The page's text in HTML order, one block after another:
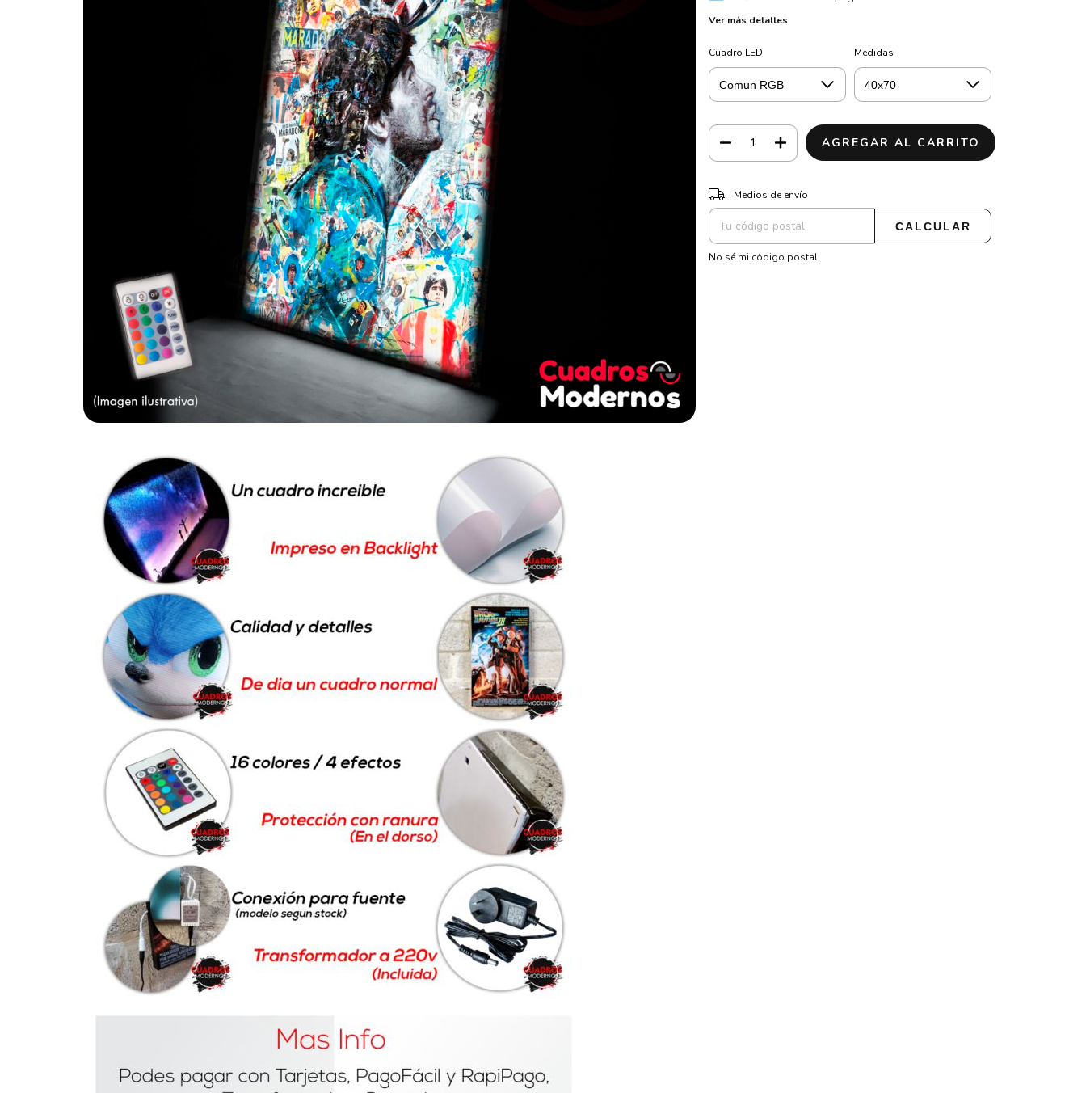
Ver más detalles
Cuadro LED Medidas
Entregas para el CP:
Medios de envío
CALCULAR
No sé mi código postal